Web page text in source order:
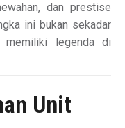
dan prestise
ini bukan sekadar
memiliki legenda di
Unit